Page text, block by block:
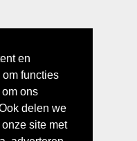
en
functies
ons
delen we
site met